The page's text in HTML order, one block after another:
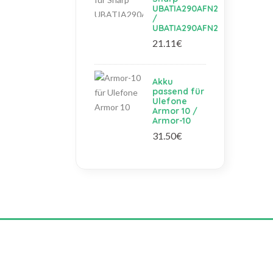
UBATIA290AFN2
/
UBATIA290AFN2
21.11€
Akku
passend für
Ulefone
Armor 10 /
Armor-10
31.50€